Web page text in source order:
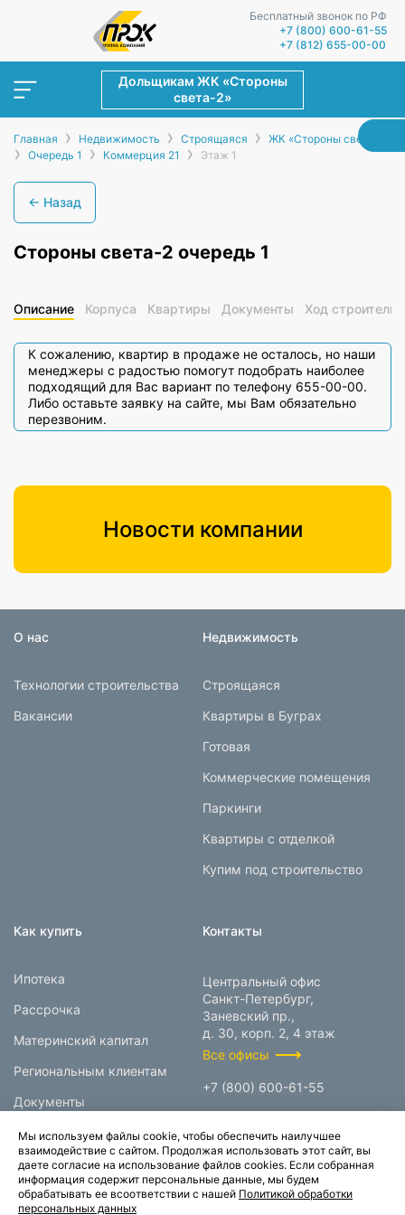
Бесплатный звонок по РФ
+7 (800) 600-61-55
+7 (812) 655-00-00
Дольщикам ЖК «Стороны
света-2»
Главная › Недвижимость › Строящаяся › ЖК «Стороны света-2»
› Очередь 1 › Коммерция 21 › Этаж 1
← Назад
Стороны света-2 очередь 1
Описание Корпуса Квартиры Документы Ход
К сожалению, квартир в продаже не осталось, но наши
менеджеры с радостью помогут подобрать наиболее
подходящий для Вас вариант по телефону 655-00-00.
Либо оставьте заявку на сайте, мы Вам обязательно
перезвоним.
Новости компании
О нас
Технологии строительства
Вакансии
Недвижимость
Строящаяся
Квартиры в Буграх
Готовая
Коммерческие помещения
Паркинги
Квартиры с отделкой
Купим под строительство
Как купить
Ипотека
Рассрочка
Материнский капитал
Региональным клиентам
Документы
Контакты
Центральный офис
Санкт-Петербург,
Заневский пр.,
д. 30, корп. 2, 4 этаж
Все офисы
+7 (800) 600-61-55
© 1995-2026.
Группа компаний «Прок»
Мы используем файлы cookie, чтобы обеспечить наилучшее
взаимодействие с сайтом. Продолжая использовать этот сайт, вы
даете согласие на использование файлов cookies. Если собранная
информация содержит персональные данные, мы будем
обрабатывать ее всоответствии с нашей Политикой обработки
персональных данных